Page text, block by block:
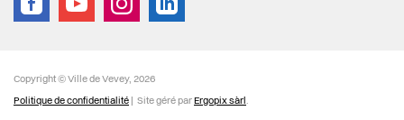
Copyright © Ville de Vevey, 2026
Politique de confidentialité | Site géré par Ergopix sàrl .